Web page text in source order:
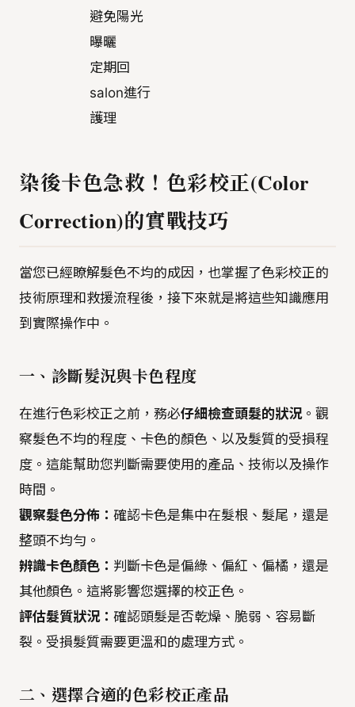
避免陽光
曝曬
定期回
salon進行
護理
染後卡色急救！色彩校正(Color
Correction)的實戰技巧
當您已經瞭解髮色不均的成因，也掌握了色彩校正的
技術原理和救援流程後，接下來就是將這些知識應用
到實際操作中。
一、診斷髮況與卡色程度
在進行色彩校正之前，務必仔細檢查頭髮的狀況。觀
察髮色不均的程度、卡色的顏色、以及髮質的受損程
度。這能幫助您判斷需要使用的產品、技術以及操作
時間。
觀察髮色分佈： 確認卡色是集中在髮根、髮尾，還是
整頭不均勻。
辨識卡色顏色： 判斷卡色是偏綠、偏紅、偏橘，還是
其他顏色。這將影響您選擇的校正色。
評估髮質狀況： 確認頭髮是否乾燥、脆弱、容易斷
裂。受損髮質需要更溫和的處理方式。
二、選擇合適的色彩校正產品